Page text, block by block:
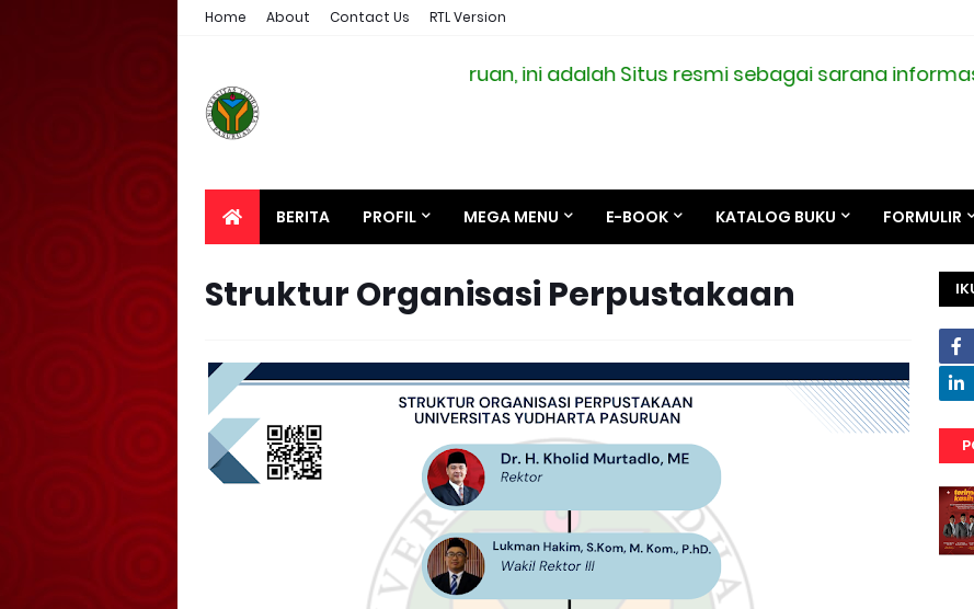
Home About Contact Us RTL Version
Universitas Yudharta Pasuruan, ini adalah Situs resmi sebagai sarana informasi
BERITA PROFIL MEGA MENU E-BOOK KATALOG BUKU FORMULIR
Struktur Organisasi Perpustakaan